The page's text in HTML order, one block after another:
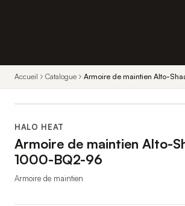
Accueil Catalogue Armoire de maintien Alto-
HALO HEAT
Armoire de maintien Alto-
1000-BQ2-96
Armoire de maintien